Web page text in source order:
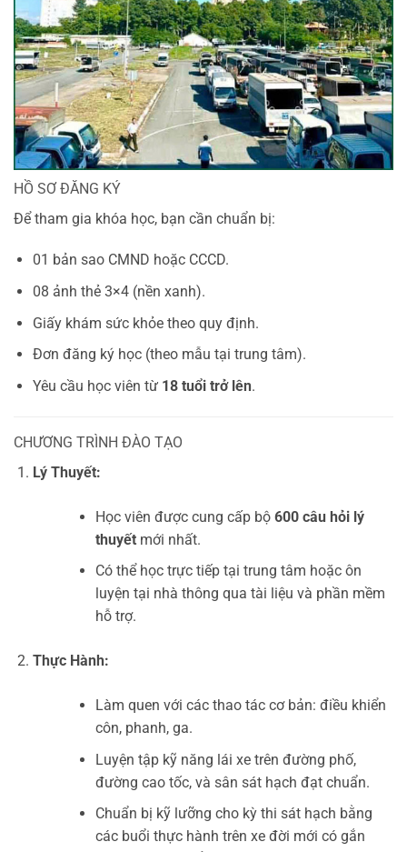
HỒ SƠ ĐĂNG KÝ
Để tham gia khóa học, bạn cần chuẩn bị:
01 bản sao CMND hoặc CCCD.
08 ảnh thẻ 3×4 (nền xanh).
Giấy khám sức khỏe theo quy định.
Đơn đăng ký học (theo mẫu tại trung tâm).
Yêu cầu học viên từ 18 tuổi trở lên.
CHƯƠNG TRÌNH ĐÀO TẠO
Lý Thuyết:
Học viên được cung cấp bộ 600 câu hỏi lý
thuyếtmới nhất.
Có thể học trực tiếp tại trung tâm hoặc ôn
luyện tại nhà thông qua tài liệu và phần mềm
hỗ trợ.
Thực Hành:
Làm quen với các thao tác cơ bản: điều khiển
côn, phanh, ga.
Luyện tập kỹ năng lái xe trên đường phố,
đường cao tốc, và sân sát hạch đạt chuẩn.
Chuẩn bị kỹ lưỡng cho kỳ thi sát hạch bằng
các buổi thực hành trên xe đời mới có gắn